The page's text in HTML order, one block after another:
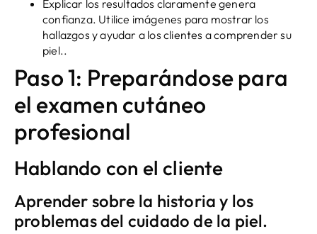
Explicar los resultados claramente genera
confianza. Utilice imágenes para mostrar los
hallazgos y ayudar a los clientes a comprender su
piel..
Paso 1: Preparándose para
el examen cutáneo
profesional
Hablando con el cliente
Aprender sobre la historia y los
problemas del cuidado de la piel.